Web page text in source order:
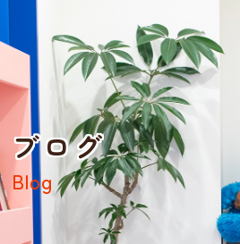
ブログ
Blog